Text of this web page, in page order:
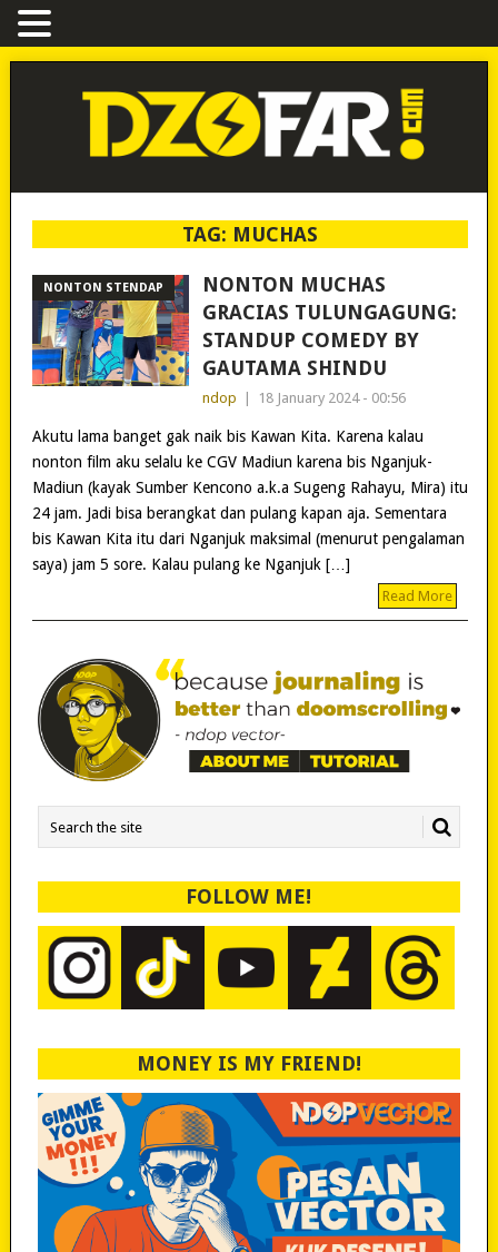
TAG: MUCHAS
NONTON STENDAP
NONTON MUCHAS
GRACIAS TULUNGAGUNG:
STANDUP COMEDY BY
GAUTAMA SHINDU
ndop 18 January 2024 - 00:56
Akutu lama banget gak naik bis Kawan Kita. Karena kalau
nonton film aku selalu ke CGV Madiun karena bis Nganjuk-
Madiun (kayak Sumber Kencono a.k.a Sugeng Rahayu, Mira) itu
24 jam. Jadi bisa berangkat dan pulang kapan aja. Sementara
bis Kawan Kita itu dari Nganjuk maksimal (menurut pengalaman
saya) jam 5 sore. Kalau pulang ke Nganjuk […]
Read More
FOLLOW ME!
MONEY IS MY FRIEND!